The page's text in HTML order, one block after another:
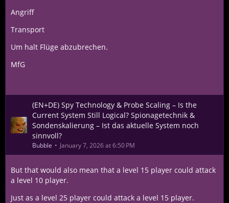
Angriff
Transport
Um halt Flüge abzubrechen.
MfG
(EN+DE) Spy Technology & Probe Scaling – Is the
Current System Still Logical? Spionagetechnik &
Sondenskalierung – Ist das aktuelle System noch
sinnvoll?
Bubble January 7, 2026 at 6:50 PM
But that would also mean that a level 15 player could attack
a level 10 player.
Just as a level 25 player could attack a level 15 player.